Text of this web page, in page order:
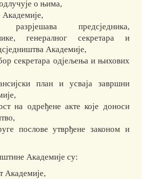
о њима,
Академије,
предсједника,
генералног секретара и
Академије,
секретара одјељења и њихових
план и усваја завршни
на одређене акте које доноси
послове утврђене законом и
Академије су:
Академије,